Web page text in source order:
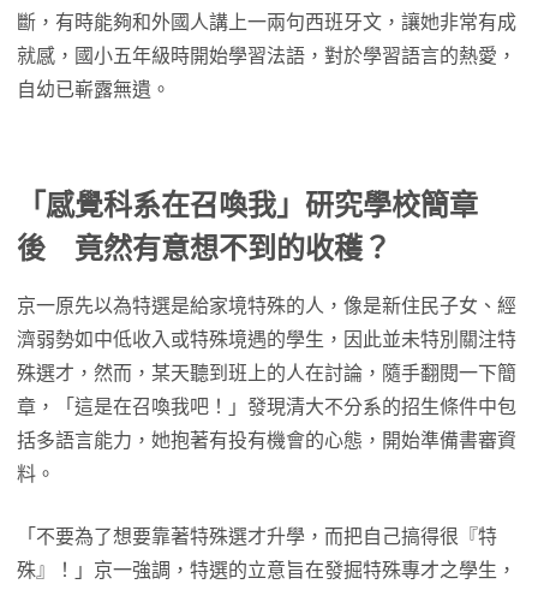
斷，有時能夠和外國人講上一兩句西班牙文，讓她非常有成
就感，國小五年級時開始學習法語，對於學習語言的熱愛，
自幼已嶄露無遺。
「感覺科系在召喚我」研究學校簡章
後 竟然有意想不到的收穫？
京一原先以為特選是給家境特殊的人，像是新住民子女、經
濟弱勢如中低收入或特殊境遇的學生，因此並未特別關注特
殊選才，然而，某天聽到班上的人在討論，隨手翻閱一下簡
章，「這是在召喚我吧！」發現清大不分系的招生條件中包
括多語言能力，她抱著有投有機會的心態，開始準備書審資
料。
「不要為了想要靠著特殊選才升學，而把自己搞得很『特
殊』！」京一強調，特選的立意旨在發掘特殊專才之學生，